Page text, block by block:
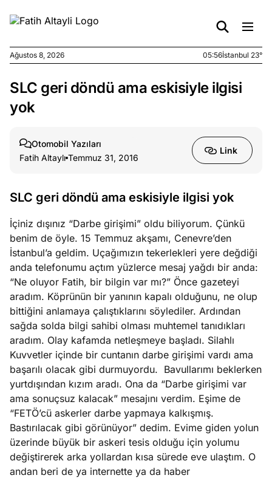
Ağustos
7, 2026
kirli
kimler
Ağustos
6, 2026
yasalar
Ağustos
5, 2026
stok
caiz
Köşe
Yazıları
Spor
Yazıları
Yazıları
Ağustos 8, 2026 05:56İstanbul 23°
SLC geri döndü ama eskisiyle ilgisi
yok
Otomobil Yazıları
Fatih Altaylı Temmuz 31, 2016
Link
SLC geri döndü ama eskisiyle ilgisi yok
İçiniz dışınız “Darbe girişimi” oldu biliyorum. Çünkü
benim de öyle. 15 Temmuz akşamı, Cenevre’den
İstanbul’a geldim. Uçağımızın tekerlekleri yere değdiği
anda telefonumu açtım yüzlerce mesaj yağdı bir anda:
“Ne oluyor Fatih, bir bilgin var mı?” Önce gazeteyi
aradım. Köprünün bir yanının kapalı olduğunu, ne olup
bittiğini anlamaya çalıştıklarını söylediler. Ardından
sağda solda bilgi sahibi olması muhtemel tanıdıkları
aradım. Olay kafamda netleşmeye başladı. Silahlı
Kuvvetler içinde bir cuntanın darbe girişimi vardı ama
başarılı olacak gibi durmuyordu. Bavullarımı beklerken
yurtdışından kızım aradı. Ona da “Darbe girişimi var
ama sonuçsuz kalacak” mesajını verdim. Eşime de
“FETÖ’cü askerler darbe yapmaya kalkışmış.
Bastırılacak gibi görünüyor” dedim. Evime giden yolun
üzerinde büyük bir askeri tesis olduğu için yolumu
değiştirerek arka yollardan kısa sürede eve ulaştım. O
andan beri de ya internette ya da haber